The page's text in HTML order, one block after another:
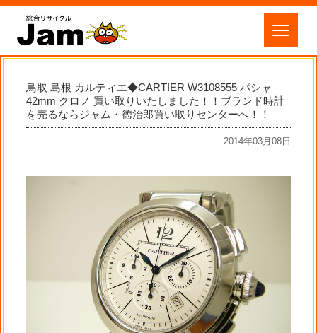
鳥取 島根 カルティエ◆CARTIER W3108555 パシャ
42mm クロノ 買い取りいたしました！！ブランド時計
を売るならジャム・徳治郎買い取りセンターへ！！
2014年03月08日